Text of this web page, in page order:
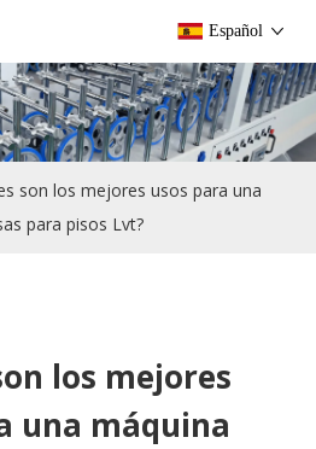
Español
son los mejores usos para una
para pisos Lvt?
los mejores
una máquina